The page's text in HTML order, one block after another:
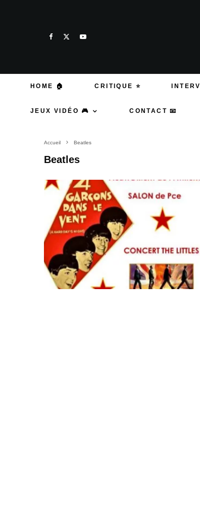
HOME 🏠 CRITIQUE ⭐
JEUX VIDÉO 🎮 CONTACT 📧
Accueil Beatles
Beatles